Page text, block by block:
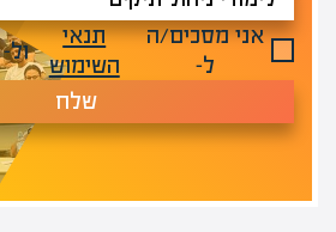
אני מסכים/ה
ל-
תנאי
השימוש
ול-
שלח